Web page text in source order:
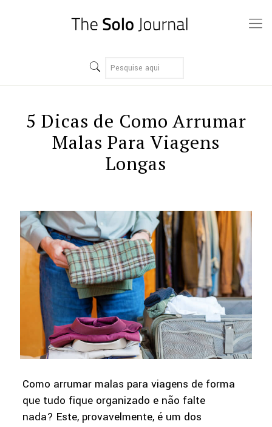
5 Dicas de Como Arrumar
Malas Para Viagens
Longas
Como arrumar malas para viagens de forma
que tudo fique organizado e não falte
nada? Este, provavelmente, é um dos